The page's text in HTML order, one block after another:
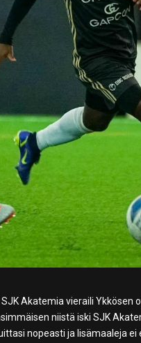
Akatemia vieraili Ykkösen
niistä iski SJK
nopeasti ja lisämaaleja ei